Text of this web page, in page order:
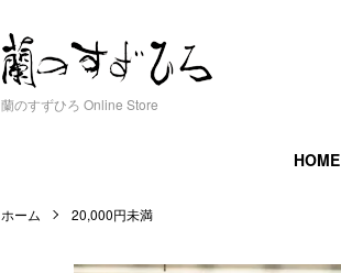
蘭のすずひろ Online Store
HOME
ホーム 20,000円未満